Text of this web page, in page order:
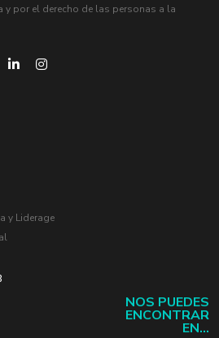
NOS PUEDES
ENCONTRAR
EN...
y por el derecho de las personas a la
y Liderage